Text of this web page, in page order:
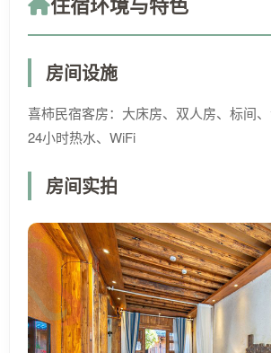
房间设施
喜柿民宿客房：大床房、双人房、标间、
24小时热水、WiFi
房间实拍